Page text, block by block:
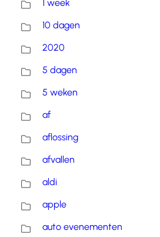
1 week
10 dagen
2020
5 dagen
5 weken
af
aflossing
afvallen
aldi
apple
auto evenementen